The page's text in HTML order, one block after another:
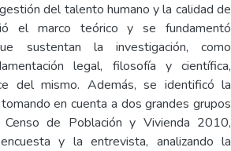
del talento humano y la calidad de
el marco teórico y se fundamentó
sustentan la investigación, como
legal, filosofía y científica,
del mismo. Además, se identificó la
en cuenta a dos grandes grupos
de Población y Vivienda 2010,
y la entrevista, analizando la